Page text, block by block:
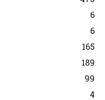
6
6
165
189
99
4